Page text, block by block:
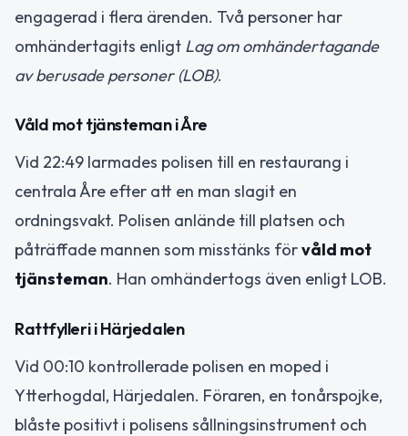
engagerad i flera ärenden. Två personer har
omhändertagits enligt Lag om omhändertagande
av berusade personer (LOB).
Våld mot tjänsteman i Åre
Vid 22:49 larmades polisen till en restaurang i
centrala Åre efter att en man slagit en
ordningsvakt. Polisen anlände till platsen och
påträffade mannen som misstänks förvåld mot
tjänsteman. Han omhändertogs även enligt LOB.
Rattfylleri i Härjedalen
Vid 00:10 kontrollerade polisen en moped i
Ytterhogdal, Härjedalen. Föraren, en tonårspojke,
blåste positivt i polisens sållningsinstrument och